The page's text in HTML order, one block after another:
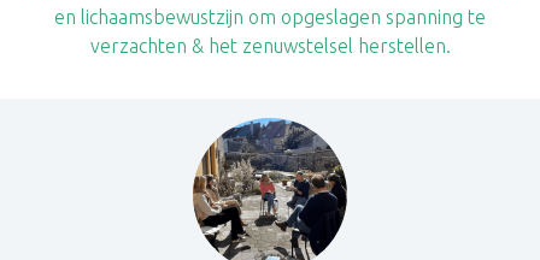
en lichaamsbewustzijn om opgeslagen spanning te
verzachten & het zenuwstelsel herstellen.